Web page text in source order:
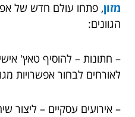
מזון, פתחו עולם חדש של
הגוונים:
– חתונות – להוסיף טאץ'
לאורחים לבחור אפשרויות
– אירועים עסקיים – ליצור